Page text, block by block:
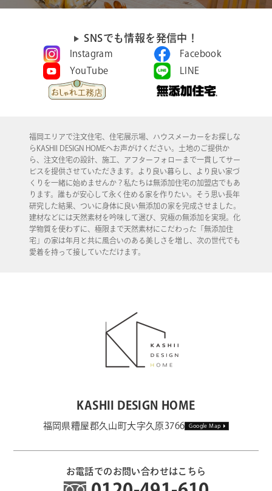
SNSでも情報を発信中！
Instagram
Facebook
YouTube
LINE
福岡エリアで注文住宅、住宅展示場、ハウスメーカーをお探しな
らKASHII DESIGN HOMEへお声がけください。土地のご提供か
ら、注文住宅の設計、施工、アフターフォローまで一貫してサー
ビスを提供させていただきます。より良い暮らし、より良い家づ
くりを一緒に始めませんか？私たちは無添加住宅の加盟店でもあ
ります。誰もが安心して永く住める家を作りたい。そう思い長年
研究した結果、ついに身体に良い無添加の家を完成させました。
建材などには天然素材を吟味して選び、究極の無添加を実現。化
学物質を使わずに、極限まで天然素材にこだわった「無添加住
宅」の家は年月と共に風合いのある美しさを増し、次の世代でも
愛着を持って接していただけます。
KASHII DESIGN HOME
福岡県糟屋郡久山町大字久原3766 Google Map
お電話でのお問い合わせはこちら